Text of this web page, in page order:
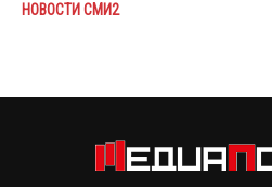
НОВОСТИ СМИ2